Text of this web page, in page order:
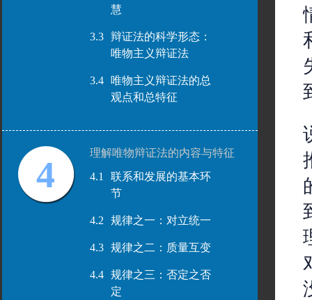
慧
3.3
辩证法的科学形态：
唯物主义辩证法
3.4
唯物主义辩证法的总
观点和总特征
4
理解唯物辩证法的内容与特征
4.1
联系和发展的基本环
节
4.2 规律之一：对立统一
4.3 规律之二：质量互变
4.4
规律之三：否定之否
定